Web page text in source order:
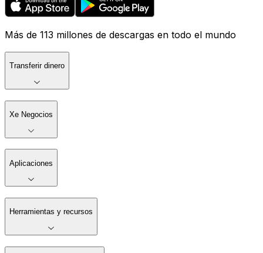
Más de 113 millones de descargas en todo el mundo
Transferir dinero
Xe Negocios
Aplicaciones
Herramientas y recursos